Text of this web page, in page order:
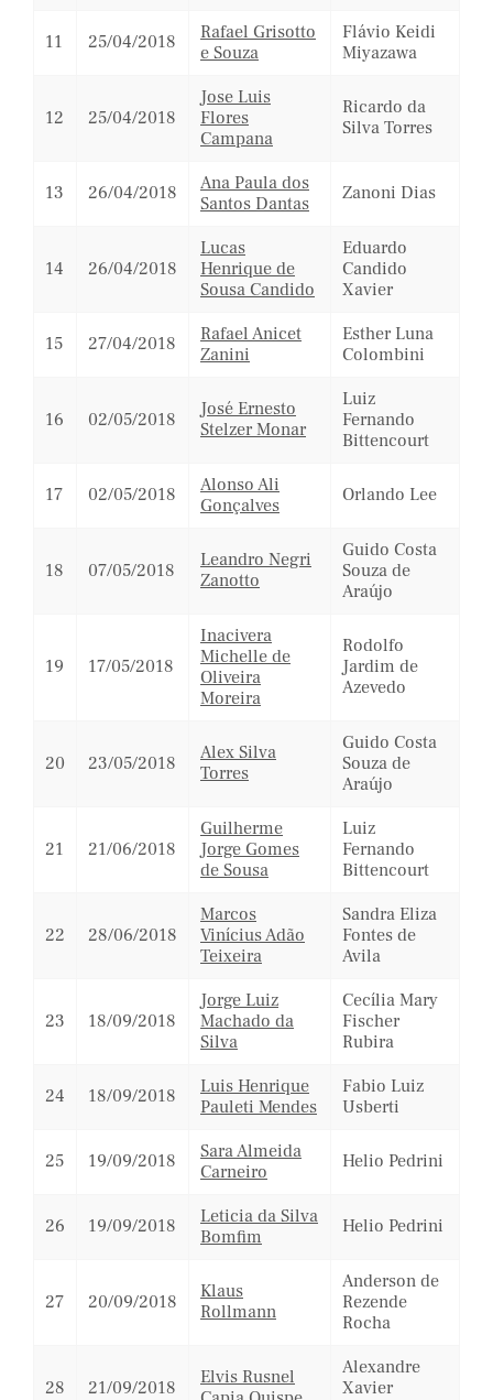
11 25/04/2018
Rafael Grisotto
e Souza
Flávio Keidi
Miyazawa
12 25/04/2018
Jose Luis
Flores
Campana
Ricardo da
Silva Torres
13 26/04/2018
Ana Paula dos
Santos Dantas
Zanoni Dias
14 26/04/2018
Lucas
Henrique de
Sousa Candido
Eduardo
Candido
Xavier
15 27/04/2018
Rafael Anicet
Zanini
Esther Luna
Colombini
16 02/05/2018
José Ernesto
Stelzer Monar
Luiz
Fernando
Bittencourt
17 02/05/2018
Alonso Ali
Gonçalves
Orlando Lee
18 07/05/2018
Leandro Negri
Zanotto
Guido Costa
Souza de
Araújo
19 17/05/2018
Inacivera
Michelle de
Oliveira
Moreira
Rodolfo
Jardim de
Azevedo
20 23/05/2018
Alex Silva
Torres
Guido Costa
Souza de
Araújo
21 21/06/2018
Guilherme
Jorge Gomes
de Sousa
Luiz
Fernando
Bittencourt
22 28/06/2018
Marcos
Vinícius Adão
Teixeira
Sandra Eliza
Fontes de
Avila
23 18/09/2018
Jorge Luiz
Machado da
Silva
Cecília Mary
Fischer
Rubira
24 18/09/2018
Luis Henrique
Pauleti Mendes
Fabio Luiz
Usberti
25 19/09/2018
Sara Almeida
Carneiro
Helio Pedrini
26 19/09/2018
Leticia da Silva
Bomfim
Helio Pedrini
27 20/09/2018
Klaus
Rollmann
Anderson de
Rezende
Rocha
28 21/09/2018
Elvis Rusnel
Alexandre
Xavier